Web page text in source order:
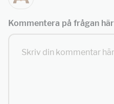
Kommentera på frågan här